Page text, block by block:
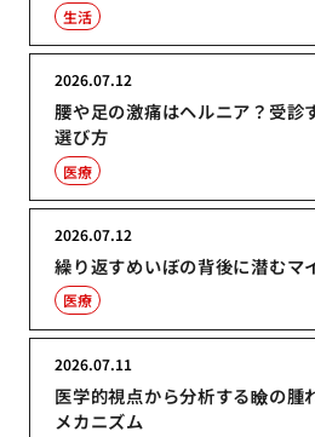
生活
腰や足の激痛はヘルニア？受診
選び方
2026.07.12
医療
繰り返すめいぼの背後に潜むマ
2026.07.12
医療
医学的視点から分析する瞼の腫
メカニズム
2026.07.11